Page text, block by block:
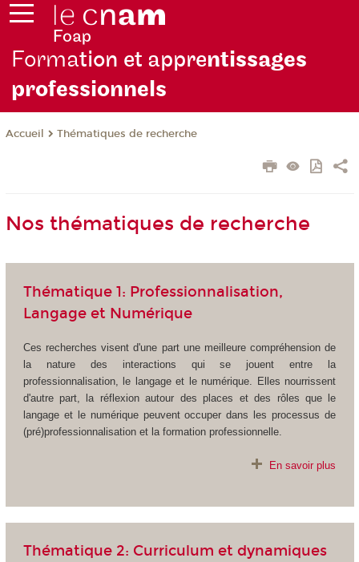
Formation et apprentissages
professionnels
Accueil Thématiques de recherche
Nos thématiques de recherche
Thématique 1: Professionnalisation,
Langage et Numérique
Ces recherches visent d'une part une meilleure compréhension de
la nature des interactions qui se jouent entre la
professionnalisation, le langage et le numérique. Elles nourrissent
d'autre part, la réflexion autour des places et des rôles que le
langage et le numérique peuvent occuper dans les processus de
(pré)professionnalisation et la formation professionnelle.
En savoir plus
Thématique 2: Curriculum et dynamiques